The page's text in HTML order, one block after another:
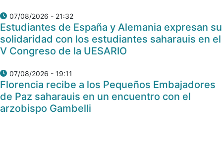
07/08/2026 - 21:32
Estudiantes de España y Alemania expresan su
solidaridad con los estudiantes saharauis en el
V Congreso de la UESARIO
07/08/2026 - 19:11
Florencia recibe a los Pequeños Embajadores
de Paz saharauis en un encuentro con el
arzobispo Gambelli